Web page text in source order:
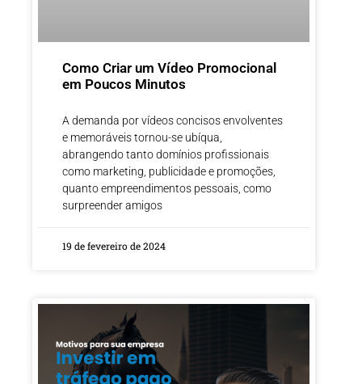
Como Criar um Vídeo Promocional
em Poucos Minutos
A demanda por vídeos concisos envolventes
e memoráveis tornou-se ubíqua,
abrangendo tanto domínios profissionais
como marketing, publicidade e promoções,
quanto empreendimentos pessoais, como
surpreender amigos
19 de fevereiro de 2024